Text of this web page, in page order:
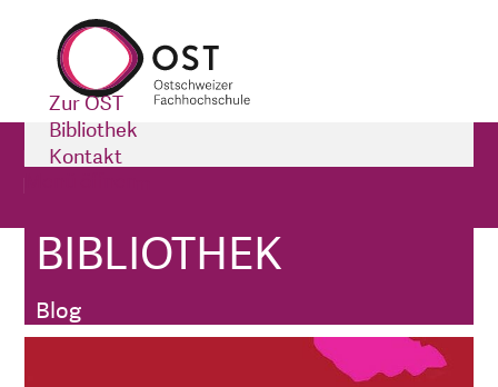
Zur OST
Bibliothek
Kontakt
BIBLIOTHEK
Blog
Bibliothek
Bibliothek